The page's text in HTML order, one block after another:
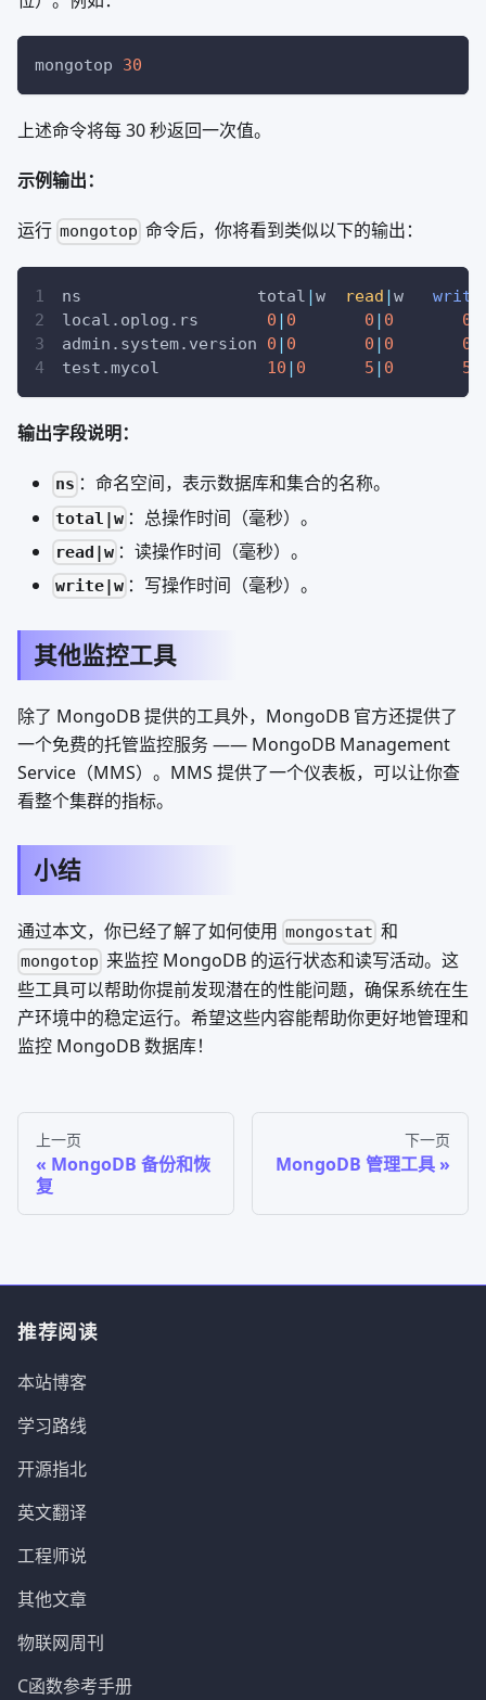
mongotop 30
上述命令将每 30 秒返回一次值。
示例输出：
运行 mongotop 命令后，你将看到类似以下的输出：
ns                  total w read w write
local.oplog.rs 0 0 0 0 0
admin.system.version 0 0 0 0 0
test.mycol 10 0 5 0 5
输出字段说明：
ns ：命名空间，表示数据库和集合的名称。
total|w ：总操作时间（毫秒）。
read|w ：读操作时间（毫秒）。
write|w ：写操作时间（毫秒）。
其他监控工具
除了 MongoDB 提供的工具外，MongoDB 官方还提供了
一个免费的托管监控服务 —— MongoDB Management
Service（MMS）。MMS 提供了一个仪表板，可以让你查
看整个集群的指标。
小结
通过本文，你已经了解了如何使用 mongostat 和
mongotop 来监控 MongoDB 的运行状态和读写活动。这
些工具可以帮助你提前发现潜在的性能问题，确保系统在生
产环境中的稳定运行。希望这些内容能帮助你更好地管理和
监控 MongoDB 数据库！
上一页
MongoDB 备份和恢
复
下一页
MongoDB 管理工具
推荐阅读
本站博客
学习路线
开源指北
英文翻译
工程师说
其他文章
物联网周刊
C函数参考手册